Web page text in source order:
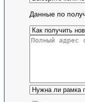
Данные по